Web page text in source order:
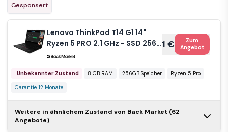
Gesponsert
Lenovo ThinkPad T14 G1 14"
Ryzen 5 PRO 2.1 GHz - SSD 256
GB - 8GB QWERTY - Griechisch
1 €
Zum
Angebot
Unbekannter Zustand 8 GB RAM 256GB Speicher Ryzen 5 Pro
Garantie 12 Monate
Lenovo ThinkPad
T14 G2 14" Core
Weitere in ähnlichem Zustand von Back Market (62
Angebote)